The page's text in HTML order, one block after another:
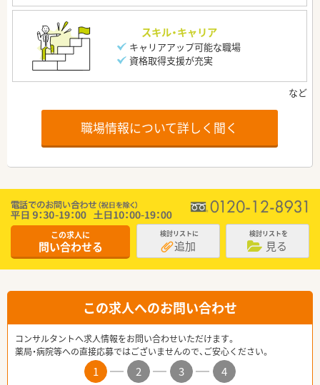
スキル・キャリア
キャリアアップ可能な職場
資格取得支援が充実
職場情報について詳しく聞く
この求人に
問い合わせる
検討リストに
追加
検討リストを
見る
この求人へのお問い合わせ
コンサルタントへ求人情報をお問い合わせいただけます。
薬局・病院等への直接応募ではございませんので、ご安心ください。
1 2 3
4